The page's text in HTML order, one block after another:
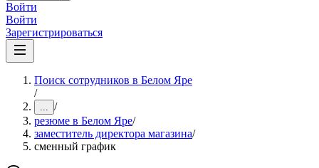
Войти
Войти
Зарегистрироваться
Поиск сотрудников в Белом Яре
/
... /
резюме в Белом Яре/
заместитель директора магазина/
сменный график